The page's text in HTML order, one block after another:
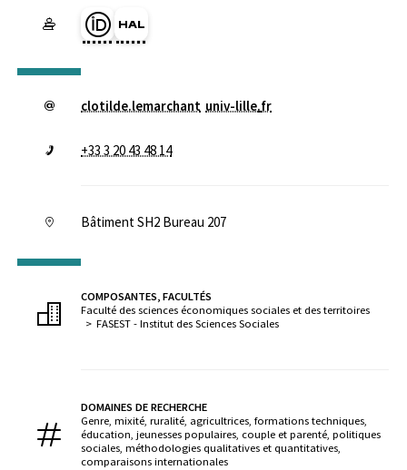
Page Orcid du membre (Ouverture dans une nouvelle fenêtre)
HAL clotilde-lemarchant (Ouverture dans une nouvelle
clotilde.lemarchant univ-lille.fr
+33 3 20 43 48 14
Bâtiment SH2 Bureau 207
COMPOSANTES, FACULTÉS
Faculté des sciences économiques sociales et des territoires
FASEST - Institut des Sciences Sociales
DOMAINES DE RECHERCHE
Genre, mixité, ruralité, agricultrices, formations techniques,
éducation, jeunesses populaires, couple et parenté, politiques
sociales, méthodologies qualitatives et quantitatives,
comparaisons internationales